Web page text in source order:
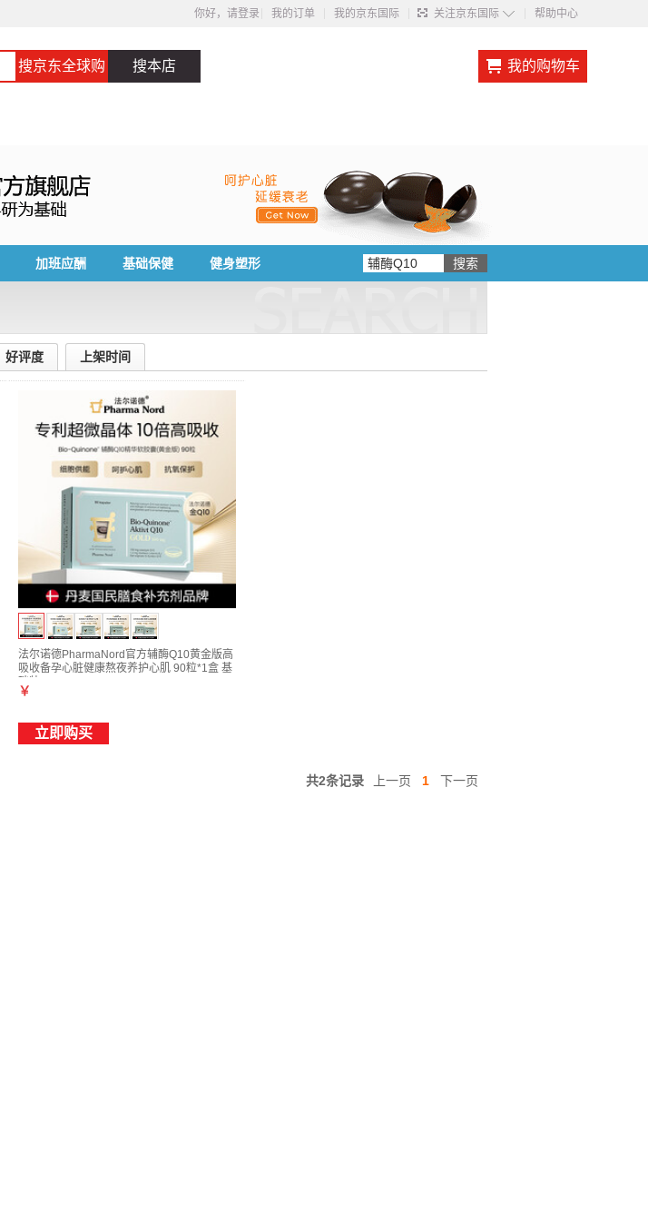
你好，请登录 我的订单 我的京东国际 关注京东国际 ◇ 帮助中心
搜京东全球购 搜本店 我的购物车
加班应酬 基础保健 健身塑形
好评度 上架时间
法尔诺德PharmaNord官方辅酶Q10黄金版高
吸收备孕心脏健康熬夜养护心肌 90粒*1盒 基
￥
立即购买
共2条记录 上一页 1 下一页